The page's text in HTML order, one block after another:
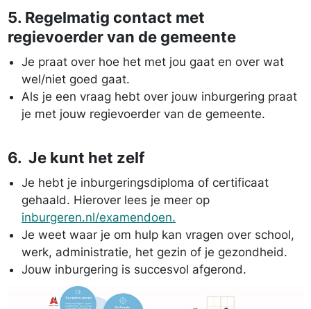
5. Regelmatig contact met
regievoerder van de gemeente
Je praat over hoe het met jou gaat en over wat
wel/niet goed gaat.
Als je een vraag hebt over jouw inburgering praat
je met jouw regievoerder van de gemeente.
6. Je kunt het zelf
Je hebt je inburgeringsdiploma of certificaat
gehaald. Hierover lees je meer op
inburgeren.nl/examendoen.
Je weet waar je om hulp kan vragen over school,
werk, administratie, het gezin of je gezondheid.
Jouw inburgering is succesvol afgerond.